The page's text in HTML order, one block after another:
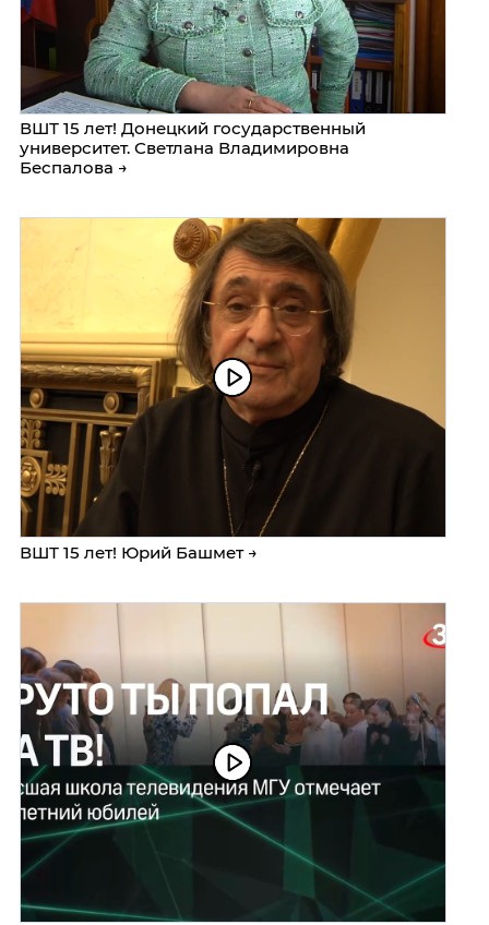
ВШТ 15 лет! Донецкий государственный
университет. Светлана Владимировна
Беспалова →
ВШТ 15 лет! Юрий Башмет →